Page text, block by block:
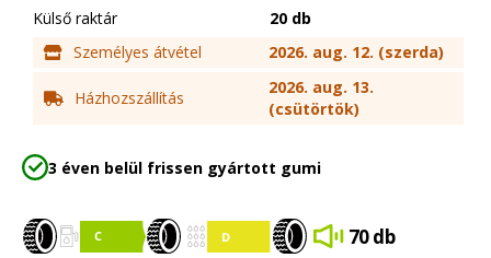
Külső raktár
20 db
Személyes átvétel
2026. aug. 12. (szerda)
Házhozszállítás
2026. aug. 13.
(csütörtök)
3 éven belül frissen gyártott gumi
70 db